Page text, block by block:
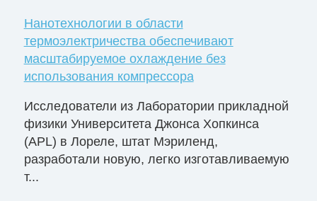
Нанотехнологии в области
термоэлектричества обеспечивают
масштабируемое охлаждение без
использования компрессора
Исследователи из Лаборатории прикладной
физики Университета Джонса Хопкинса
(APL) в Лореле, штат Мэриленд,
разработали новую, легко изготавливаемую
т...